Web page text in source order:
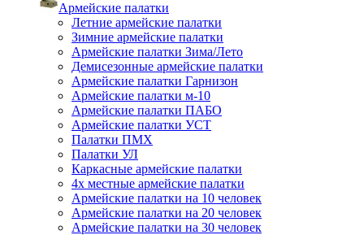
Армейские палатки
Летние армейские палатки
Зимние армейские палатки
Армейские палатки Зима/Лето
Демисезонные армейские палатки
Армейские палатки Гарнизон
Армейские палатки м-10
Армейские палатки ПАБО
Армейские палатки УСТ
Палатки ПМХ
Палатки УЛ
Каркасные армейские палатки
4х местные армейские палатки
Армейские палатки на 10 человек
Армейские палатки на 20 человек
Армейские палатки на 30 человек